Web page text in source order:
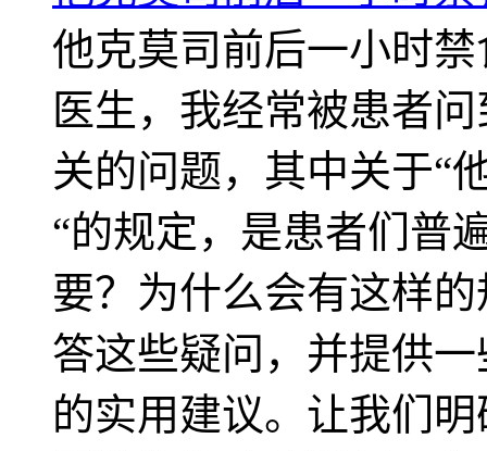
他克莫司前后一小时
医生，我经常被患者
关的问题，其中关于“
“的规定，是患者们普
要？为什么会有这样
答这些疑问，并提供
的实用建议。让我们